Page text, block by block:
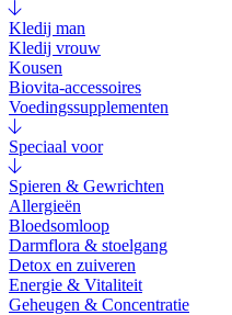
Kledij man
Kledij vrouw
Kousen
Biovita-accessoires
Voedingssupplementen
Speciaal voor
Spieren & Gewrichten
Allergieën
Bloedsomloop
Darmflora & stoelgang
Detox en zuiveren
Energie & Vitaliteit
Geheugen & Concentratie